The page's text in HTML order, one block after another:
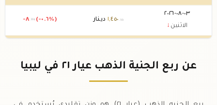
٠٣-٠٨-٢٠٢٦
الاثنين ↓
١,٤٥٠ .٧٥ دينار -٨ .٧٥ (-٠.٦%)
١,٤٥٩.٥٠ دينار
عن ربع الجنية الذهب عيار ٢١ في ليبيا